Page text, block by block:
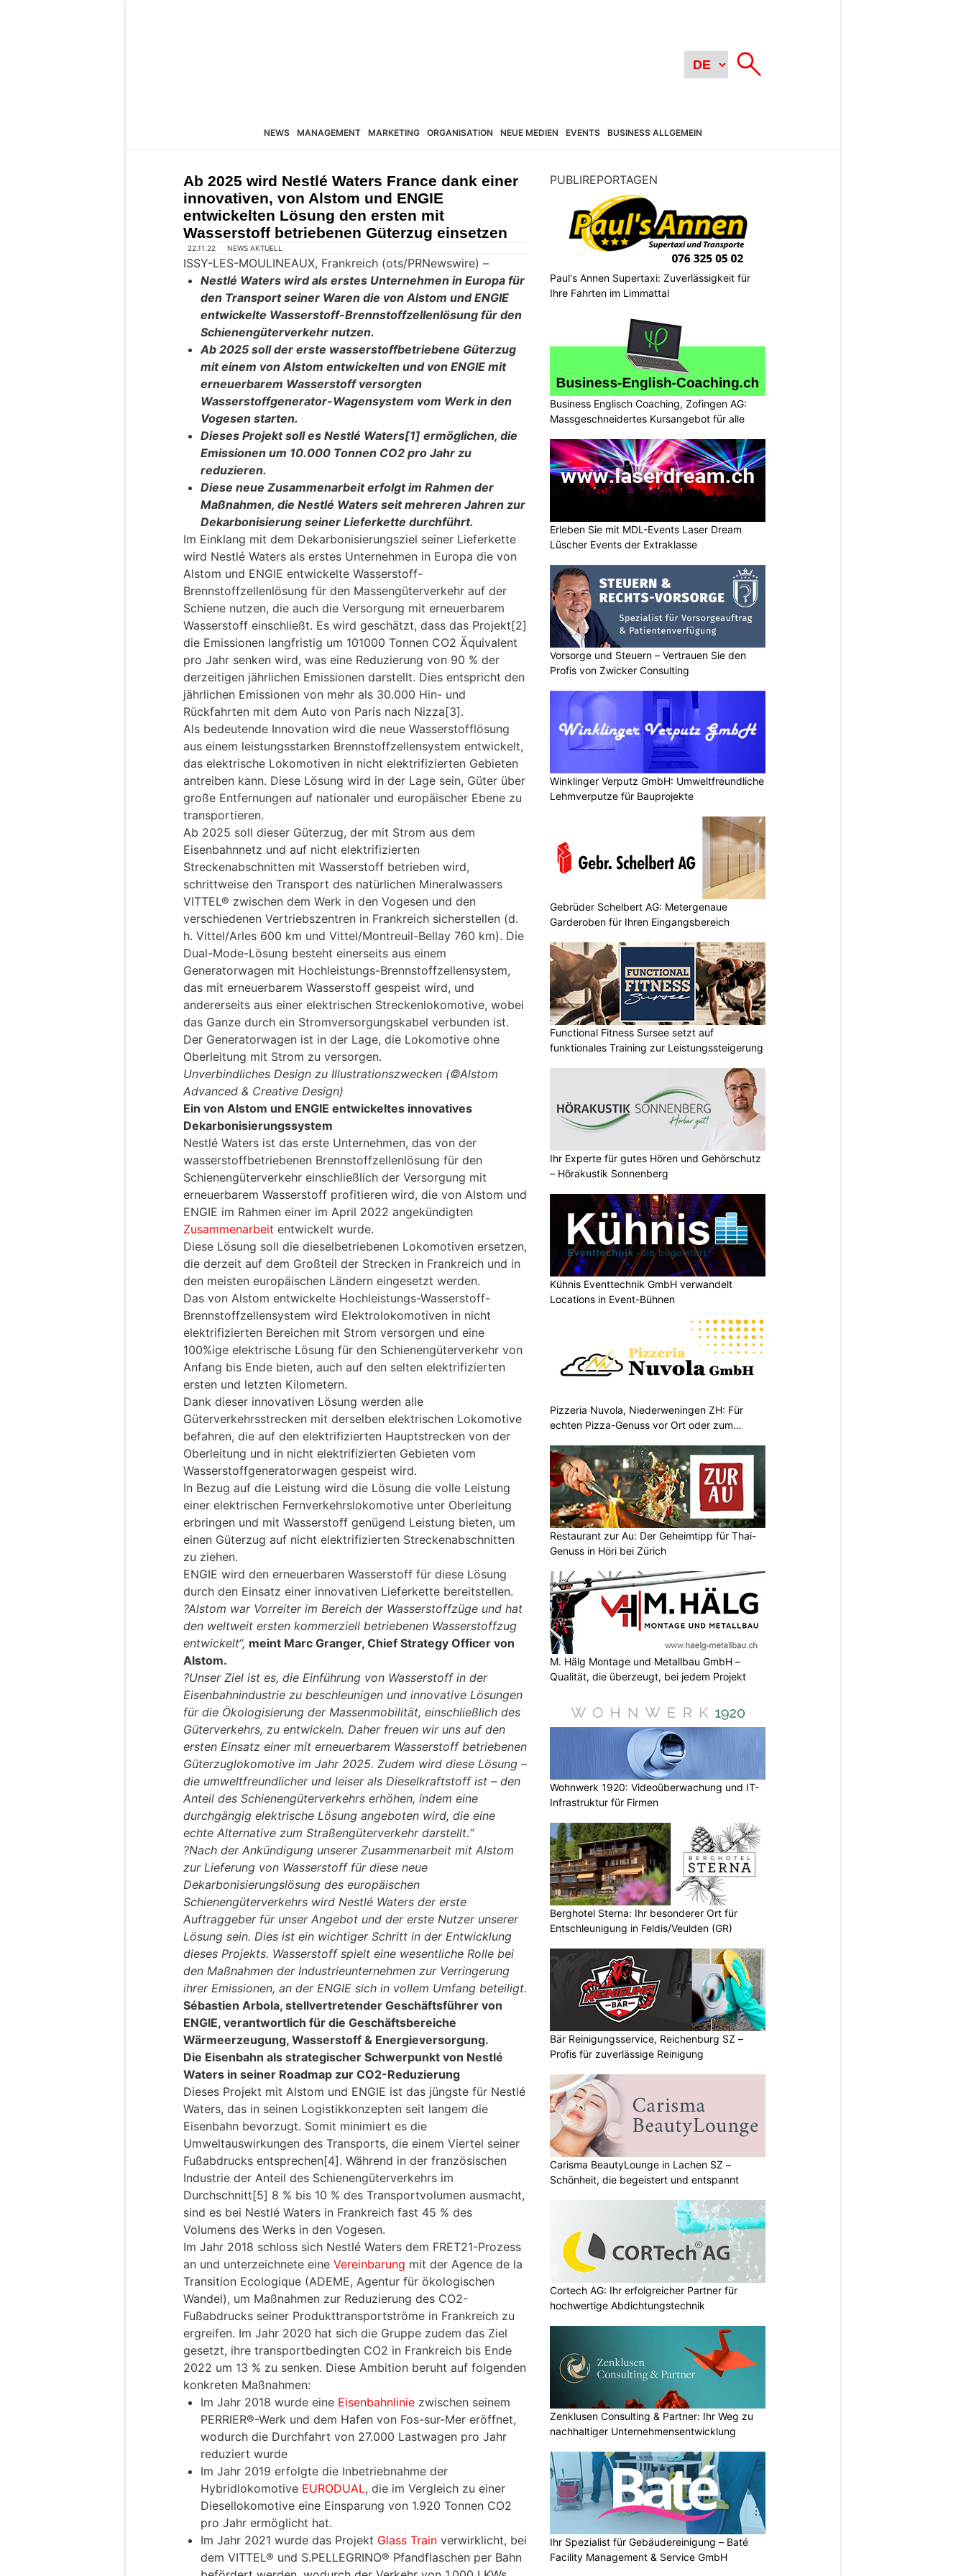
NEWS MANAGEMENT MARKETING ORGANISATION NEUE MEDIEN EVENTS BUSINESS ALLGEMEIN
Ab 2025 wird Nestlé Waters France dank einer
innovativen, von Alstom und ENGIE
entwickelten Lösung den ersten mit
Wasserstoff betriebenen Güterzug einsetzen
22.11.22 NEWS AKTUELL
ISSY-LES-MOULINEAUX, Frankreich (ots/PRNewswire) –
Nestlé Waters wird als erstes Unternehmen in Europa für
den Transport seiner Waren die von Alstom und ENGIE
entwickelte Wasserstoff-Brennstoffzellenlösung für den
Schienengüterverkehr nutzen.
Ab 2025 soll der erste wasserstoffbetriebene Güterzug
mit einem von Alstom entwickelten und von ENGIE mit
erneuerbarem Wasserstoff versorgten
Wasserstoffgenerator-Wagensystem vom Werk in den
Vogesen starten.
Dieses Projekt soll es Nestlé Waters[1] ermöglichen, die
Emissionen um 10.000 Tonnen CO2 pro Jahr zu
reduzieren.
Diese neue Zusammenarbeit erfolgt im Rahmen der
Maßnahmen, die Nestlé Waters seit mehreren Jahren zur
Dekarbonisierung seiner Lieferkette durchführt.
Im Einklang mit dem Dekarbonisierungsziel seiner Lieferkette
wird Nestlé Waters als erstes Unternehmen in Europa die von
Alstom und ENGIE entwickelte Wasserstoff-
Brennstoffzellenlösung für den Massengüterverkehr auf der
Schiene nutzen, die auch die Versorgung mit erneuerbarem
Wasserstoff einschließt. Es wird geschätzt, dass das Projekt[2]
die Emissionen langfristig um 101000 Tonnen CO2 Äquivalent
pro Jahr senken wird, was eine Reduzierung von 90 % der
derzeitigen jährlichen Emissionen darstellt. Dies entspricht den
jährlichen Emissionen von mehr als 30.000 Hin- und
Rückfahrten mit dem Auto von Paris nach Nizza[3].
Als bedeutende Innovation wird die neue Wasserstofflösung
aus einem leistungsstarken Brennstoffzellensystem entwickelt,
das elektrische Lokomotiven in nicht elektrifizierten Gebieten
antreiben kann. Diese Lösung wird in der Lage sein, Güter über
große Entfernungen auf nationaler und europäischer Ebene zu
transportieren.
Ab 2025 soll dieser Güterzug, der mit Strom aus dem
Eisenbahnnetz und auf nicht elektrifizierten
Streckenabschnitten mit Wasserstoff betrieben wird,
schrittweise den Transport des natürlichen Mineralwassers
VITTEL® zwischen dem Werk in den Vogesen und den
verschiedenen Vertriebszentren in Frankreich sicherstellen (d.
h. Vittel/Arles 600 km und Vittel/Montreuil-Bellay 760 km). Die
Dual-Mode-Lösung besteht einerseits aus einem
Generatorwagen mit Hochleistungs-Brennstoffzellensystem,
das mit erneuerbarem Wasserstoff gespeist wird, und
andererseits aus einer elektrischen Streckenlokomotive, wobei
das Ganze durch ein Stromversorgungskabel verbunden ist.
Der Generatorwagen ist in der Lage, die Lokomotive ohne
Oberleitung mit Strom zu versorgen.
Unverbindliches Design zu Illustrationszwecken (©Alstom
Advanced & Creative Design)
Ein von Alstom und ENGIE entwickeltes innovatives
Dekarbonisierungssystem
Nestlé Waters ist das erste Unternehmen, das von der
wasserstoffbetriebenen Brennstoffzellenlösung für den
Schienengüterverkehr einschließlich der Versorgung mit
erneuerbarem Wasserstoff profitieren wird, die von Alstom und
ENGIE im Rahmen einer im April 2022 angekündigten
Zusammenarbeit entwickelt wurde.
Diese Lösung soll die dieselbetriebenen Lokomotiven ersetzen,
die derzeit auf dem Großteil der Strecken in Frankreich und in
den meisten europäischen Ländern eingesetzt werden.
Das von Alstom entwickelte Hochleistungs-Wasserstoff-
Brennstoffzellensystem wird Elektrolokomotiven in nicht
elektrifizierten Bereichen mit Strom versorgen und eine
100%ige elektrische Lösung für den Schienengüterverkehr von
Anfang bis Ende bieten, auch auf den selten elektrifizierten
ersten und letzten Kilometern.
Dank dieser innovativen Lösung werden alle
Güterverkehrsstrecken mit derselben elektrischen Lokomotive
befahren, die auf den elektrifizierten Hauptstrecken von der
Oberleitung und in nicht elektrifizierten Gebieten vom
Wasserstoffgeneratorwagen gespeist wird.
In Bezug auf die Leistung wird die Lösung die volle Leistung
einer elektrischen Fernverkehrslokomotive unter Oberleitung
erbringen und mit Wasserstoff genügend Leistung bieten, um
einen Güterzug auf nicht elektrifizierten Streckenabschnitten
zu ziehen.
ENGIE wird den erneuerbaren Wasserstoff für diese Lösung
durch den Einsatz einer innovativen Lieferkette bereitstellen.
?Alstom war Vorreiter im Bereich der Wasserstoffzüge und hat
den weltweit ersten kommerziell betriebenen Wasserstoffzug
entwickelt“, meint Marc Granger, Chief Strategy Officer von
Alstom.
?Unser Ziel ist es, die Einführung von Wasserstoff in der
Eisenbahnindustrie zu beschleunigen und innovative Lösungen
für die Ökologisierung der Massenmobilität, einschließlich des
Güterverkehrs, zu entwickeln. Daher freuen wir uns auf den
ersten Einsatz einer mit erneuerbarem Wasserstoff betriebenen
Güterzuglokomotive im Jahr 2025. Zudem wird diese Lösung –
die umweltfreundlicher und leiser als Dieselkraftstoff ist – den
Anteil des Schienengüterverkehrs erhöhen, indem eine
durchgängig elektrische Lösung angeboten wird, die eine
echte Alternative zum Straßengüterverkehr darstellt.“
?Nach der Ankündigung unserer Zusammenarbeit mit Alstom
zur Lieferung von Wasserstoff für diese neue
Dekarbonisierungslösung des europäischen
Schienengüterverkehrs wird Nestlé Waters der erste
Auftraggeber für unser Angebot und der erste Nutzer unserer
Lösung sein. Dies ist ein wichtiger Schritt in der Entwicklung
dieses Projekts. Wasserstoff spielt eine wesentliche Rolle bei
den Maßnahmen der Industrieunternehmen zur Verringerung
ihrer Emissionen, an der ENGIE sich in vollem Umfang beteiligt.
Sébastien Arbola, stellvertretender Geschäftsführer von
ENGIE, verantwortlich für die Geschäftsbereiche
Wärmeerzeugung, Wasserstoff & Energieversorgung.
Die Eisenbahn als strategischer Schwerpunkt von Nestlé
Waters in seiner Roadmap zur CO2-Reduzierung
Dieses Projekt mit Alstom und ENGIE ist das jüngste für Nestlé
Waters, das in seinen Logistikkonzepten seit langem die
Eisenbahn bevorzugt. Somit minimiert es die
Umweltauswirkungen des Transports, die einem Viertel seiner
Fußabdrucks entsprechen[4]. Während in der französischen
Industrie der Anteil des Schienengüterverkehrs im
Durchschnitt[5] 8 % bis 10 % des Transportvolumen ausmacht,
sind es bei Nestlé Waters in Frankreich fast 45 % des
Volumens des Werks in den Vogesen.
Im Jahr 2018 schloss sich Nestlé Waters dem FRET21-Prozess
an und unterzeichnete eine Vereinbarung mit der Agence de la
Transition Ecologique (ADEME, Agentur für ökologischen
Wandel), um Maßnahmen zur Reduzierung des CO2-
Fußabdrucks seiner Produkttransportströme in Frankreich zu
ergreifen. Im Jahr 2020 hat sich die Gruppe zudem das Ziel
gesetzt, ihre transportbedingten CO2 in Frankreich bis Ende
2022 um 13 % zu senken. Diese Ambition beruht auf folgenden
konkreten Maßnahmen:
Im Jahr 2018 wurde eine Eisenbahnlinie zwischen seinem
PERRIER®-Werk und dem Hafen von Fos-sur-Mer eröffnet,
wodurch die Durchfahrt von 27.000 Lastwagen pro Jahr
reduziert wurde
Im Jahr 2019 erfolgte die Inbetriebnahme der
Hybridlokomotive EURODUAL, die im Vergleich zu einer
Diesellokomotive eine Einsparung von 1.920 Tonnen CO2
pro Jahr ermöglicht hat.
Im Jahr 2021 wurde das Projekt Glass Train verwirklicht, bei
dem VITTEL® und S.PELLEGRINO® Pfandflaschen per Bahn
PUBLIREPORTAGEN
Paul's Annen Supertaxi: Zuverlässigkeit für
Ihre Fahrten im Limmattal
Business Englisch Coaching, Zofingen AG:
Massgeschneidertes Kursangebot für alle
Erleben Sie mit MDL-Events Laser Dream
Lüscher Events der Extraklasse
Vorsorge und Steuern – Vertrauen Sie den
Profis von Zwicker Consulting
Winklinger Verputz GmbH: Umweltfreundliche
Lehmverputze für Bauprojekte
Gebrüder Schelbert AG: Metergenaue
Garderoben für Ihren Eingangsbereich
Functional Fitness Sursee setzt auf
funktionales Training zur Leistungssteigerung
Ihr Experte für gutes Hören und Gehörschutz
– Hörakustik Sonnenberg
Kühnis Eventtechnik GmbH verwandelt
Locations in Event-Bühnen
Pizzeria Nuvola, Niederweningen ZH: Für
echten Pizza-Genuss vor Ort oder zum
Restaurant zur Au: Der Geheimtipp für Thai-
Genuss in Höri bei Zürich
M. Hälg Montage und Metallbau GmbH –
Qualität, die überzeugt, bei jedem Projekt
Wohnwerk 1920: Videoüberwachung und IT-
Infrastruktur für Firmen
Berghotel Sterna: Ihr besonderer Ort für
Entschleunigung in Feldis/Veulden (GR)
Bär Reinigungsservice, Reichenburg SZ –
Profis für zuverlässige Reinigung
Carisma BeautyLounge in Lachen SZ –
Schönheit, die begeistert und entspannt
Cortech AG: Ihr erfolgreicher Partner für
hochwertige Abdichtungstechnik
Zenklusen Consulting & Partner: Ihr Weg zu
nachhaltiger Unternehmensentwicklung
Ihr Spezialist für Gebäudereinigung – Baté
Facility Management & Service GmbH